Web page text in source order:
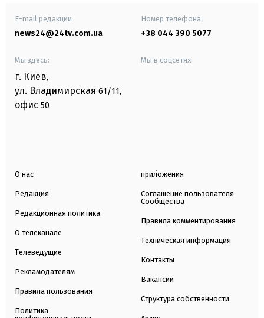
E-mail редакции
news24@24tv.com.ua
Номер телефона:
+38 044 390 5077
Мы здесь:
г. Киев,
ул. Владимирская 61/11,
офис 50
Мы в соцсетях:
О нас
Редакция
Редакционная политика
О телеканале
Телеведущие
Рекламодателям
Правила пользования
Политика
приложения
Соглашение пользователя
Сообщества
Правила комментирования
Техническая информация
Контакты
Вакансии
Структура собственности